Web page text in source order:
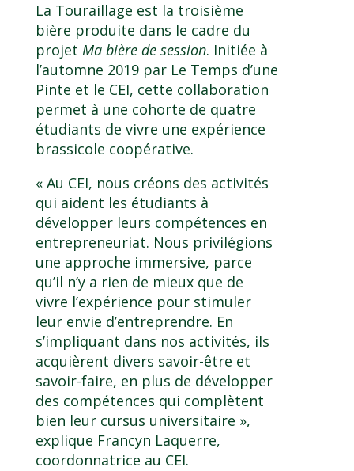
La Touraillage est la troisième
bière produite dans le cadre du
projet Ma bière de session. Initiée à
l’automne 2019 par Le Temps d’une
Pinte et le CEI, cette collaboration
permet à une cohorte de quatre
étudiants de vivre une expérience
brassicole coopérative.
« Au CEI, nous créons des activités
qui aident les étudiants à
développer leurs compétences en
entrepreneuriat. Nous privilégions
une approche immersive, parce
qu’il n’y a rien de mieux que de
vivre l’expérience pour stimuler
leur envie d’entreprendre. En
s’impliquant dans nos activités, ils
acquièrent divers savoir-être et
savoir-faire, en plus de développer
des compétences qui complètent
bien leur cursus universitaire »,
explique Francyn Laquerre,
coordonnatrice au CEI.